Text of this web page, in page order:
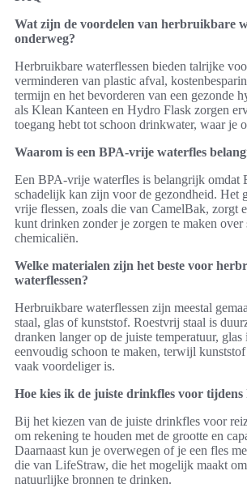
Wat zijn de voordelen van herbruikbare
onderweg?
Herbruikbare waterflessen bieden talrijke
verminderen van plastic afval,
termijn en het bevorderen van een gezonde
als Klean Kanteen en Hydro Flask zorgen
toegang hebt tot schoon drinkwater, waar je
Waarom is een BPA-vrije waterfles
Een BPA-vrije waterfles is belangrijk omdat
schadelijk kan zijn voor de gezondheid. Het
vrije flessen, zoals die van CamelBak, zorgt
kunt drinken zonder je zorgen te maken over
chemicaliën.
Welke materialen zijn het beste voor
waterflessen?
Herbruikbare waterflessen zijn meestal
staal, glas of kunststof. Roestvrij staal is
dranken langer op de juiste temperatuur, glas
eenvoudig schoon te maken, terwijl
vaak voordeliger is.
Hoe kies ik de juiste drinkfles voor tijdens
Bij het kiezen van de juiste drinkfles voor
om rekening te houden met de grootte en
Daarnaast kun je overwegen of je een fles
die van LifeStraw, die het mogelijk maakt
natuurlijke bronnen te drinken.